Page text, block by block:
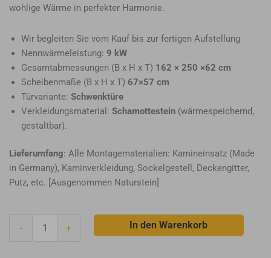
wohlige Wärme in perfekter Harmonie.
Wir begleiten Sie vom Kauf bis zur fertigen Aufstellung
Nennwärmeleistung: 9 kW
Gesamtabmessungen (B x H x T) 162 × 250 ×62 cm
Scheibenmaße (B x H x T) 67×57 cm
Türvariante: Schwenktüre
Verkleidungsmaterial: Schamottestein (wärmespeichernd,
gestaltbar).
Lieferumfang: Alle Montagematerialien: Kamineinsatz (Made
in Germany), Kaminverkleidung, Sockelgestell, Deckengitter,
Putz, etc. [Ausgenommen Naturstein]
- + In den Warenkorb